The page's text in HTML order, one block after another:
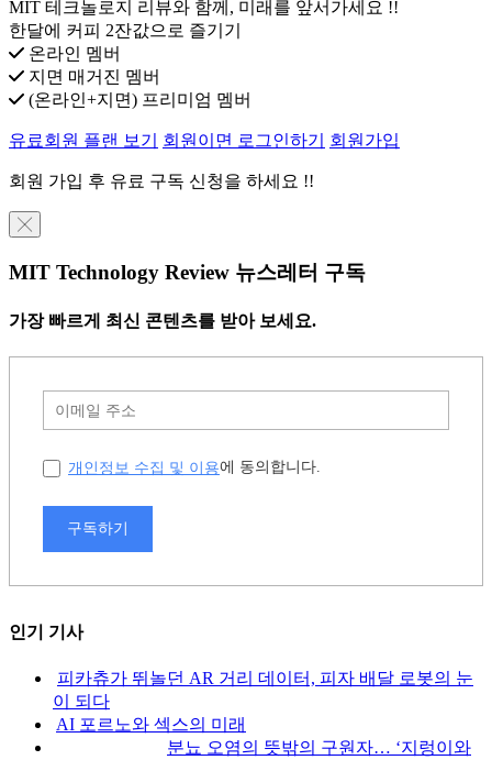
MIT 테크놀로지 리뷰와 함께, 미래를 앞서가세요 !!
한달에 커피 2잔값으로 즐기기
온라인 멤버
지면 매거진 멤버
(온라인+지면) 프리미엄 멤버
유료회원 플랜 보기 회원이면 로그인하기 회원가입
회원 가입 후 유료 구독 신청을 하세요 !!
╳
MIT Technology Review 뉴스레터 구독
가장 빠르게 최신 콘텐츠를 받아 보세요.
개인정보 수집 및 이용에 동의합니다.
구독하기
인기 기사
피카츄가 뛰놀던 AR 거리 데이터, 피자 배달 로봇의 눈
이 되다
AI 포르노와 섹스의 미래
분뇨 오염의 뜻밖의 구원자… ‘지렁이와